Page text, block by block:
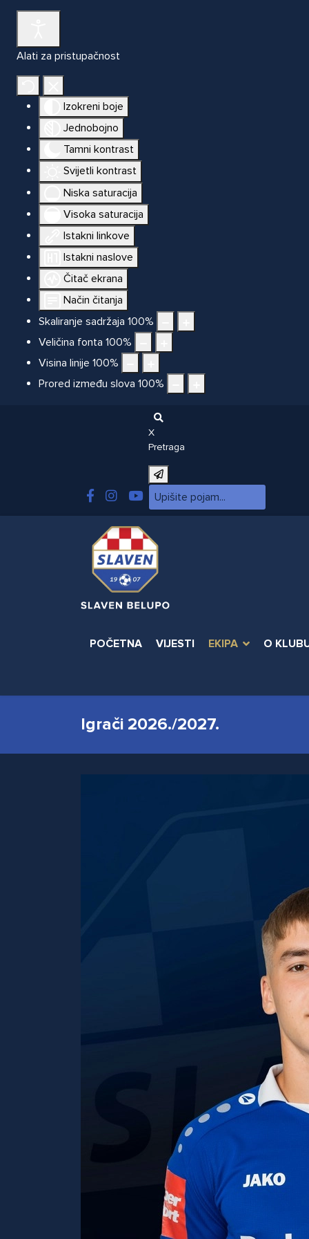
Alati za pristupačnost
Izokreni boje
Jednobojno
Tamni kontrast
Svijetli kontrast
Niska saturacija
Visoka saturacija
Istakni linkove
Istakni naslove
Čitač ekrana
Način čitanja
Skaliranje sadržaja 100%
Veličina fonta 100%
Visina linije 100%
Prored između slova 100%
X
Pretraga
POČETNA VIJESTI EKIPA O
Igrači 2026./2027.